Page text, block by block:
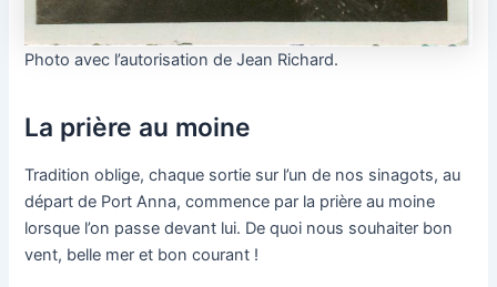
Photo avec l’autorisation de Jean Richard.
La prière au moine
Tradition oblige, chaque sortie sur l’un de nos sinagots, au
départ de Port Anna, commence par la prière au moine
lorsque l’on passe devant lui. De quoi nous souhaiter bon
vent, belle mer et bon courant !